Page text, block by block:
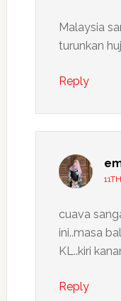
Malaysia
turunkan
Reply
cuava
ini..masa
KL..kiri
Reply